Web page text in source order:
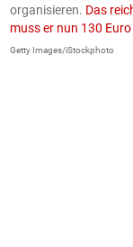
organisieren. Das
muss er nun 130 Euro
Getty Images/iStockphoto